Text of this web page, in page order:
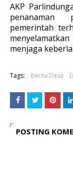
AKP
penanaman
pemerintah
menjaga
Tags: Berita Desa
POSTING